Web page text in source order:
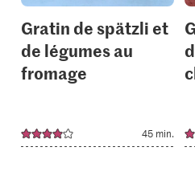
Gratin de spätzli et
de légumes au
fromage
45 min.